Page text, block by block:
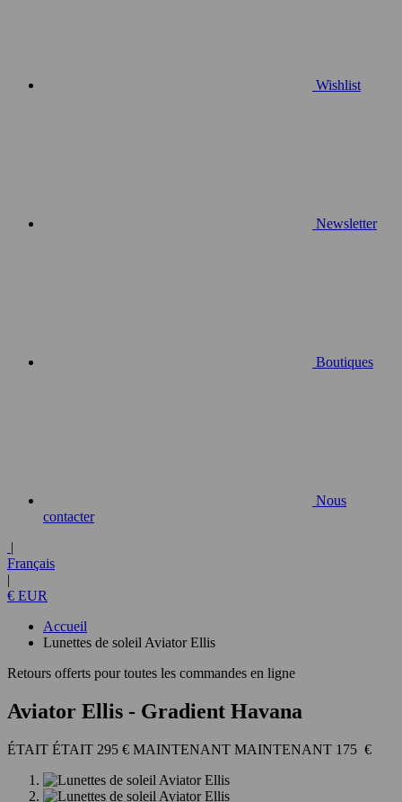
Wishlist
Newsletter
Boutiques
Nous
contacter
|
Français
|
€ EUR
Accueil
Lunettes de soleil Aviator Ellis
Retours offerts pour toutes les commandes en ligne
Aviator Ellis - Gradient Havana
295 € 175 €